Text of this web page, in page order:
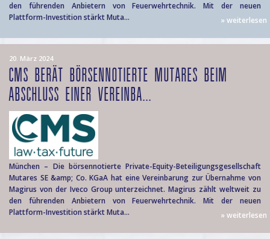
den führenden Anbietern von Feuerwehrtechnik. Mit der neuen
Plattform-Investition stärkt Muta...
» weiterlesen
20. März 2024
CMS BERÄT BÖRSENNOTIERTE MUTARES BEIM
ABSCHLUSS EINER VEREINBA...
München – Die börsennotierte Private-Equity-Beteiligungsgesellschaft
Mutares SE &amp; Co. KGaA hat eine Vereinbarung zur Übernahme von
Magirus von der Iveco Group unterzeichnet. Magirus zählt weltweit zu
den führenden Anbietern von Feuerwehrtechnik. Mit der neuen
Plattform-Investition stärkt Muta...
» weiterlesen